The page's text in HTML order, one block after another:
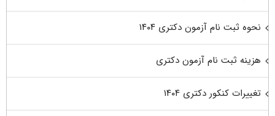
نحوه ثبت نام آزمون دکتری ۱۴۰۴
هزینه ثبت نام آزمون دکتری
تغییرات کنکور دکتری ۱۴۰۴